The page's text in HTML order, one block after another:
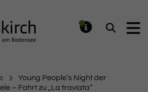
Suchen
Young People’s Night der
– Fahrt zu „La traviata“